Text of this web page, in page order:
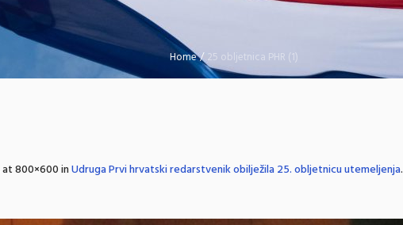
Home/25 obljetnica PHR (1)
at 800×600 inUdruga Prvi hrvatski redarstvenik obilježila 25. obljetnicu utemeljenja.